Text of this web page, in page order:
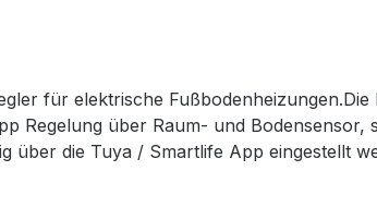
für elektrische
Regelung über Raum- und Bodensensor,
über die Tuya / Smartlife App eingestellt